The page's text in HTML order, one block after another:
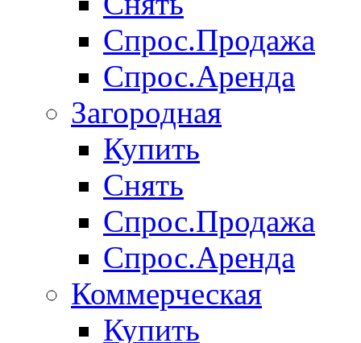
Спрос.Продажа
Спрос.Аренда
Загородная
Купить
Снять
Спрос.Продажа
Спрос.Аренда
Коммерческая
Купить